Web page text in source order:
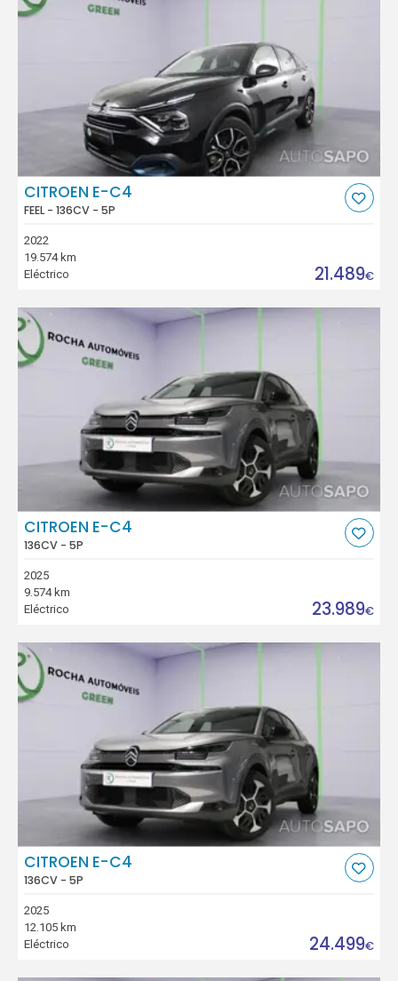
CITROEN E-C4
FEEL - 136CV - 5P
2022
19.574 km
Eléctrico
21.489€
CITROEN E-C4
136CV - 5P
2025
9.574 km
Eléctrico
23.989€
CITROEN E-C4
136CV - 5P
2025
12.105 km
Eléctrico
24.499€